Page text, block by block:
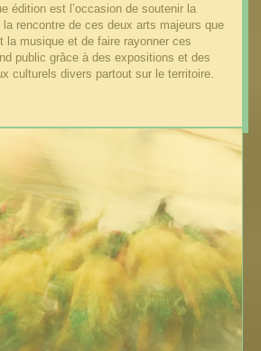
édition est l’occasion de soutenir la
la rencontre de ces deux arts majeurs que
la musique et de faire rayonner ces
public grâce à des expositions et des
culturels divers partout sur le territoire.